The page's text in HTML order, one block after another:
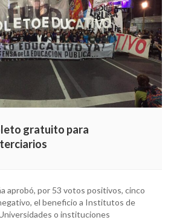
gratuito para
aprobó, por 53 votos positivos, cinco
el beneficio a Institutos de
o instituciones